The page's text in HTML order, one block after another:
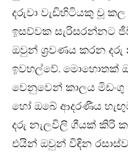
දරුවා වැඩිහිටියකු වූ
ඉසව්වක සැරිසරන්නට
ඔවුන් ශ්‍රවණය කරන දරු
ඉවහල්වේ. මොහොතක්
වෙනුවෙන් කාලය
හෝ ඔබේ ආදරණීය
දරු නැලවිලි ගීයක් කිරි
එයින් ඔවුන් විඳින